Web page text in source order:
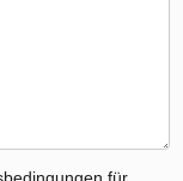
für